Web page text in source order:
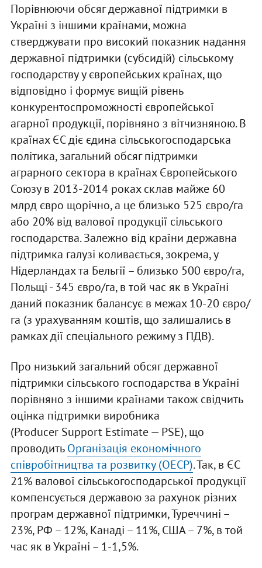
Порівнюючи обсяг державної підтримки в
Україні з іншими країнами, можна
стверджувати про високий показник надання
державної підтримки (субсидій) сільському
господарству у європейських країнах, що
відповідно і формує вищій рівень
конкурентоспроможності європейської
агарної продукції, порівняно з вітчизняною. В
країнах ЄС діє єдина сільськогосподарська
політика, загальний обсяг підтримки
аграрного сектора в країнах Європейського
Союзу в 2013-2014 роках склав майже 60
млрд євро щорічно, а це близько 525 євро/га
або 20% від валової продукції сільського
господарства. Залежно від країни державна
підтримка галузі коливається, зокрема, у
Нідерландах та Бельгії – близько 500 євро/га,
Польщі - 345 євро/га, в той час як в Україні
даний показник балансує в межах 10-20 євро/
га (з урахуванням коштів, що залишались в
рамках дії спеціального режиму з ПДВ).
Про низький загальний обсяг державної
підтримки сільського господарства в Україні
порівняно з іншими країнами також свідчить
оцінка підтримки виробника
(Producer Support Estimate — PSE), що
проводитьОрганізація економічного
співробітництва та розвитку (ОЕСР). Так, в ЄС
21% валової сільськогосподарської продукції
компенсується державою за рахунок різних
програм державної підтримки, Туреччині –
23%, РФ – 12%, Канаді – 11%, США – 7%, в той
час як в Україні – 1-1,5%.